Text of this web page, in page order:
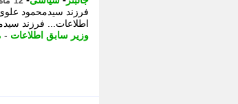
فرزند سیدمحمود
اطلاعات... فرزند
وزیر سابق اطلاعات -